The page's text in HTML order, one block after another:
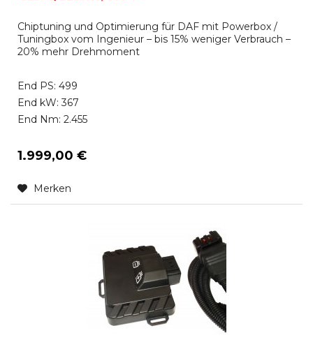
Chiptuning und Optimierung für DAF mit Powerbox /
Tuningbox vom Ingenieur – bis 15% weniger Verbrauch –
20% mehr Drehmoment
End PS: 499
End kW: 367
End Nm: 2.455
1.999,00 €
Merken